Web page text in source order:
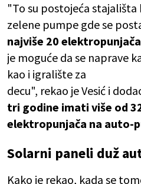
"To su postojeća
zelene pumpe gde se
najviše 20 elektropunjača
je moguće da se naprave
kao i igralište za
decu", rekao je Vesić i
tri godine imati više od
elektropunjača na auto-
Solarni paneli duž
Kako je rekao, kada se